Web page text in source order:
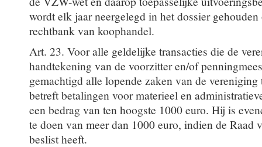
wordt elk jaar neergelegd in het dossier
rechtbank van koophandel.
Art. 23. Voor alle geldelijke transacties die de
handtekening van de voorzitter en/of
gemachtigd alle lopende zaken van de
betreft betalingen voor materieel en
een bedrag van ten hoogste 1000 euro. Hij is
te doen van meer dan 1000 euro, indien de Raad
beslist heeft.